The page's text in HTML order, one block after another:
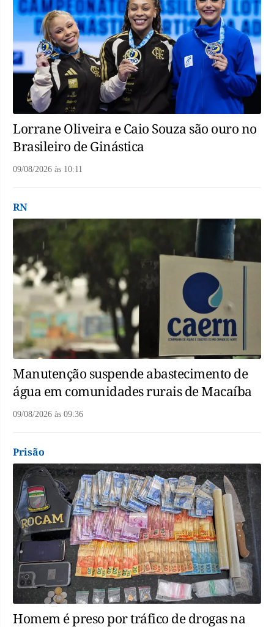
Lorrane Oliveira e Caio Souza são ouro no
Brasileiro de Ginástica
09/08/2026 às 10:11
RN
Manutenção suspende abastecimento de
água em comunidades rurais de Macaíba
09/08/2026 às 09:36
Prisão
Homem é preso por tráfico de drogas na